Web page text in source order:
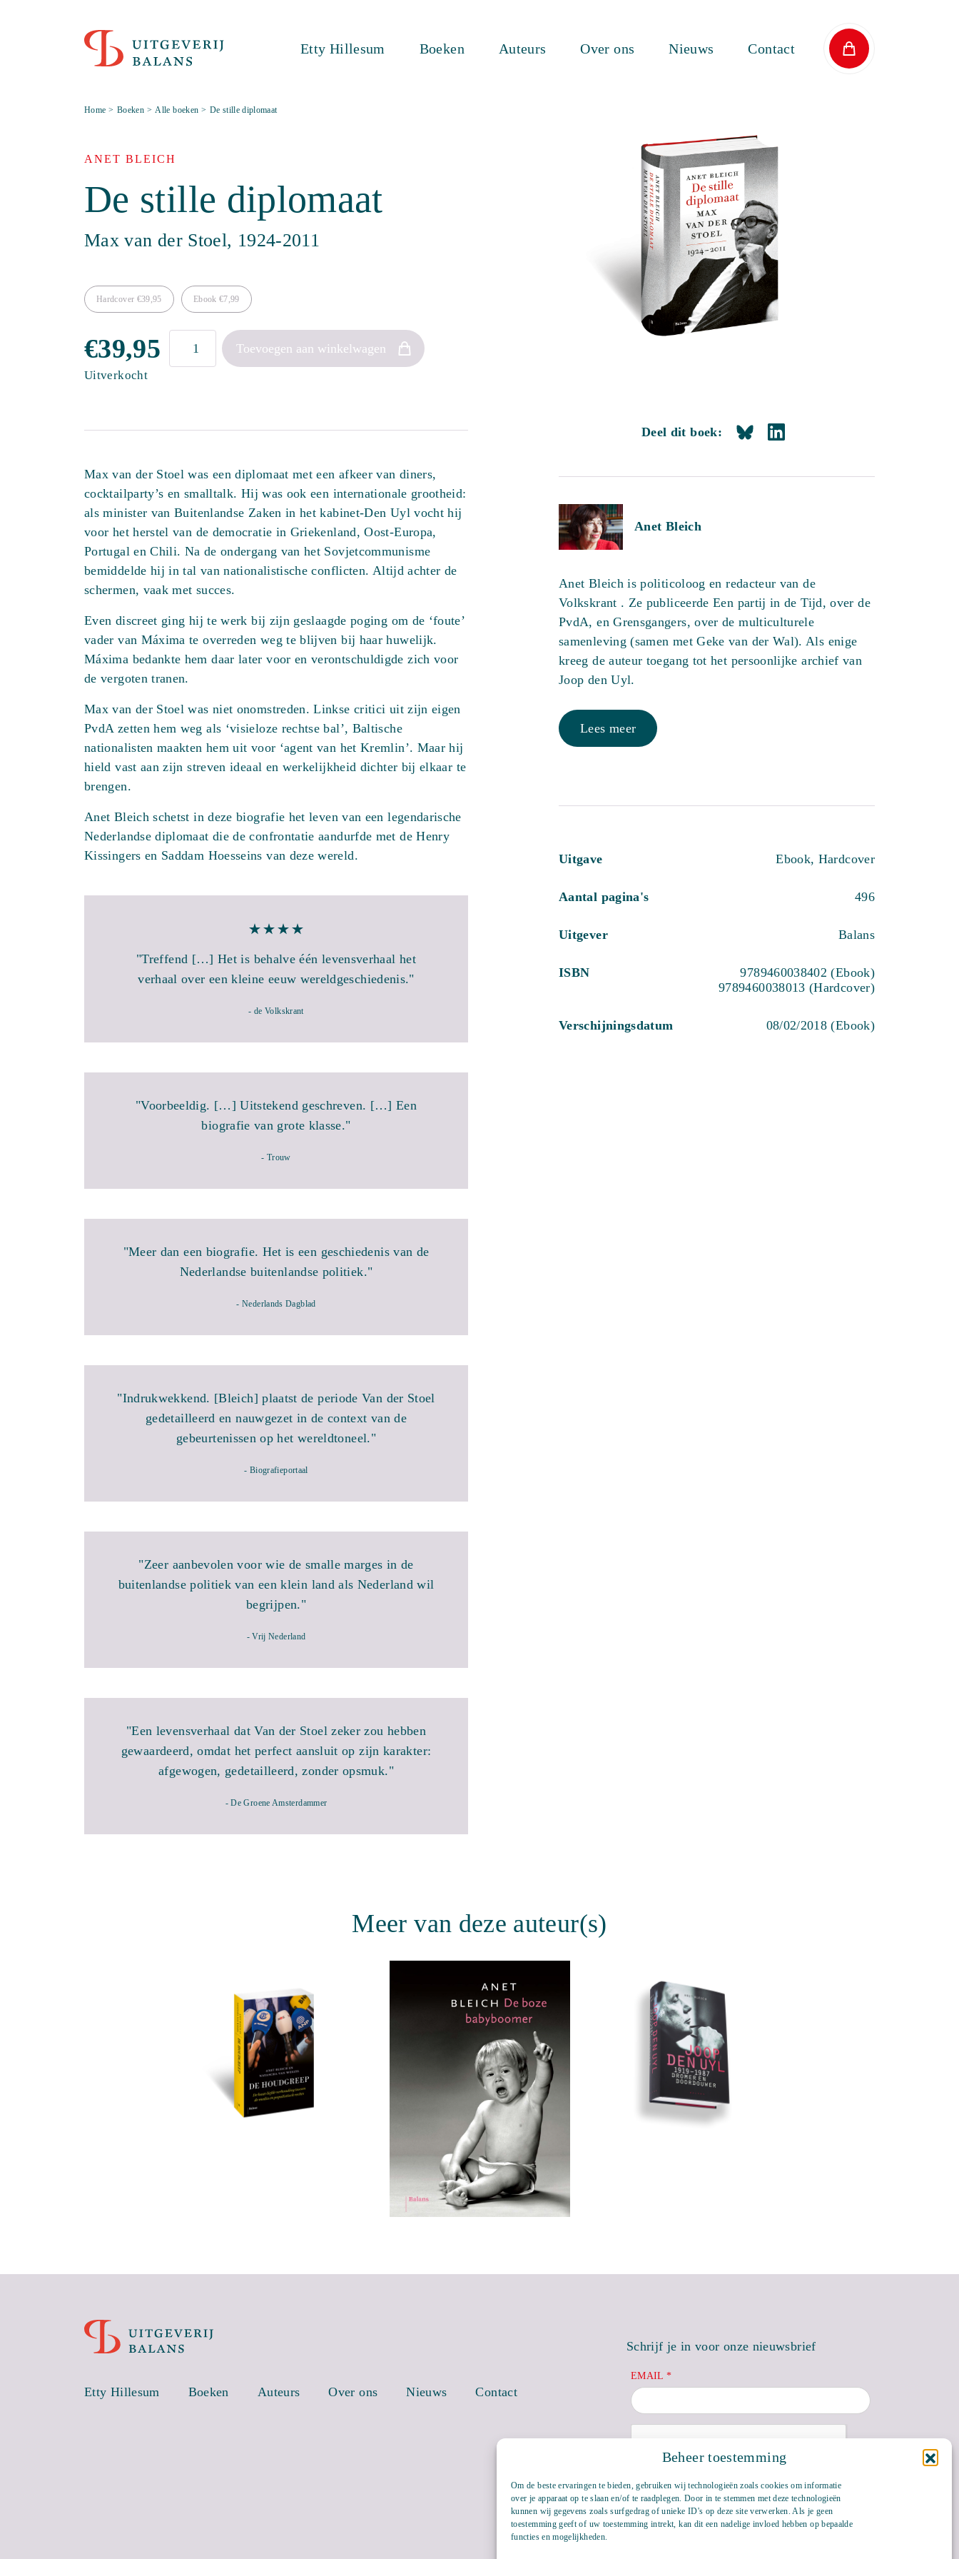
Beheer toestemming
Om de beste ervaringen te bieden, gebruiken wij technologieën zoals cookies om informatie
over je apparaat op te slaan en/of te raadplegen. Door in te stemmen met deze technologieën
kunnen wij gegevens zoals surfgedrag of unieke ID's op deze site verwerken. Als je geen
toestemming geeft of uw toestemming intrekt, kan dit een nadelige invloed hebben op bepaalde
functies en mogelijkheden.
Etty Hillesum Boeken Auteurs Over ons Nieuws Contact
Home > Boeken > Alle boeken > De stille diplomaat
ANET BLEICH
De stille diplomaat
Max van der Stoel, 1924-2011
Hardcover €39,95 Ebook €7,99
€39,95
Uitverkocht
Toevoegen aan winkelwagen
Max van der Stoel was een diplomaat met een afkeer van diners,
cocktailparty’s en smalltalk. Hij was ook een internationale grootheid:
als minister van Buitenlandse Zaken in het kabinet-Den Uyl vocht hij
voor het herstel van de democratie in Griekenland, Oost-Europa,
Portugal en Chili. Na de ondergang van het Sovjetcommunisme
bemiddelde hij in tal van nationalistische conflicten. Altijd achter de
schermen, vaak met succes.
Even discreet ging hij te werk bij zijn geslaagde poging om de ‘foute’
vader van Máxima te overreden weg te blijven bij haar huwelijk.
Máxima bedankte hem daar later voor en verontschuldigde zich voor
de vergoten tranen.
Max van der Stoel was niet onomstreden. Linkse critici uit zijn eigen
PvdA zetten hem weg als ‘visieloze rechtse bal’, Baltische
nationalisten maakten hem uit voor ‘agent van het Kremlin’. Maar hij
hield vast aan zijn streven ideaal en werkelijkheid dichter bij elkaar te
brengen.
Anet Bleich schetst in deze biografie het leven van een legendarische
Nederlandse diplomaat die de confrontatie aandurfde met de Henry
Kissingers en Saddam Hoesseins van deze wereld.
"Treffend […] Het is behalve één levensverhaal het
verhaal over een kleine eeuw wereldgeschiedenis."
- de Volkskrant
"Voorbeeldig. […] Uitstekend geschreven. […] Een
biografie van grote klasse."
- Trouw
"Meer dan een biografie. Het is een geschiedenis van de
Nederlandse buitenlandse politiek."
- Nederlands Dagblad
"Indrukwekkend. [Bleich] plaatst de periode Van der Stoel
gedetailleerd en nauwgezet in de context van de
gebeurtenissen op het wereldtoneel."
- Biografieportaal
"Zeer aanbevolen voor wie de smalle marges in de
buitenlandse politiek van een klein land als Nederland wil
begrijpen."
- Vrij Nederland
"Een levensverhaal dat Van der Stoel zeker zou hebben
gewaardeerd, omdat het perfect aansluit op zijn karakter:
afgewogen, gedetailleerd, zonder opsmuk."
- De Groene Amsterdammer
Deel dit boek:
Anet Bleich
Anet Bleich is politicoloog en redacteur van de
Volkskrant . Ze publiceerde Een partij in de Tijd, over de
PvdA, en Grensgangers, over de multiculturele
samenleving (samen met Geke van der Wal). Als enige
kreeg de auteur toegang tot het persoonlijke archief van
Joop den Uyl.
Lees meer
Uitgave Ebook, Hardcover
Aantal pagina's 496
Uitgever Balans
ISBN
9789460038402 (Ebook)
9789460038013 (Hardcover)
Verschijningsdatum 08/02/2018 (Ebook)
Meer van deze auteur(s)
Etty Hillesum Boeken Auteurs Over ons Nieuws Contact
Schrijf je in voor onze nieuwsbrief
EMAIL *